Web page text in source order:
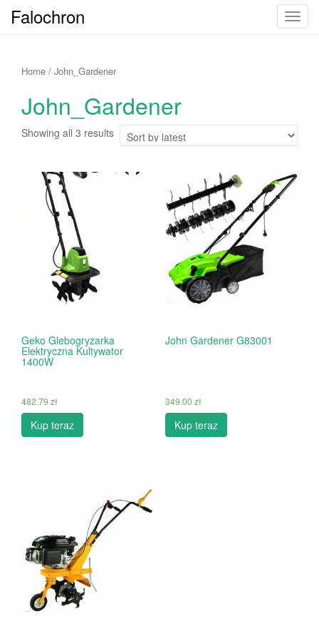
T
a
v
g
Falochron
Home / John_Gardener
John_Gardener
Showing all 3 results
Geko Glebogryzarka
Elektryczna Kultywator
1400W
482.79 zł
Kup teraz
John Gardener G83001
349.00 zł
Kup teraz